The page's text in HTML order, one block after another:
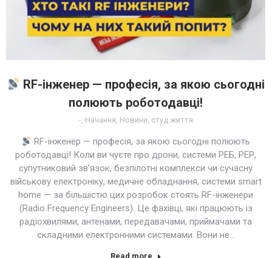
RF-інженер — професія, за якою сьогодні
полюють роботодавці!
-, Начання, Новини, студ життя
RF-інженер — професія, за якою сьогодні полюють
роботодавці! Коли ви чуєте про дрони, системи РЕБ, РЕР,
супутниковий зв’язок, безпілотні комплекси чи сучасну
військову електроніку, медичне обладнання, системи smart
home — за більшістю цих розробок стоять RF-інженери
(Radio Frequency Engineers). Це фахівці, які працюють із
радіохвилями, антенами, передавачами, приймачами та
складними електронними системами. Вони не…
Read more